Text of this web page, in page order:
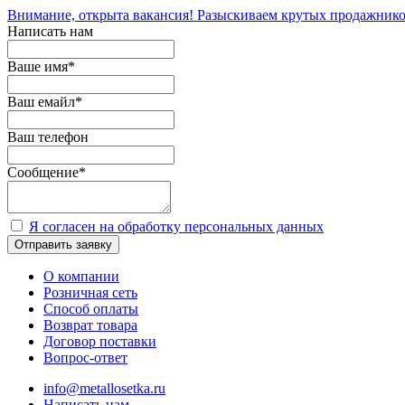
Внимание, открыта вакансия! Разыскиваем крутых
Написать нам
Ваше имя*
Ваш емайл*
Ваш телефон
Сообщение*
Я согласен на обработку персональных данных
Отправить заявку
О компании
Розничная сеть
Способ оплаты
Возврат товара
Договор поставки
Вопрос-ответ
info@metallosetka.ru